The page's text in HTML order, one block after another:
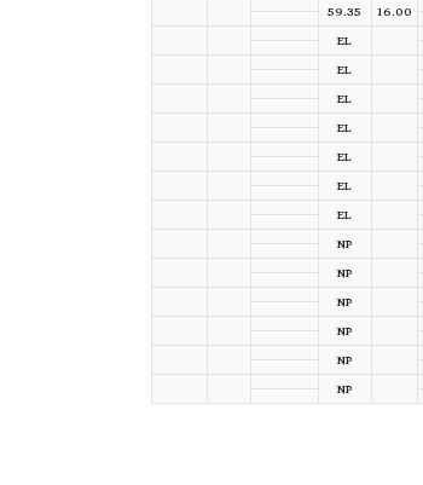
16.00
59.35
EL
EL
EL
EL
EL
EL
EL
NP
NP
NP
NP
NP
NP